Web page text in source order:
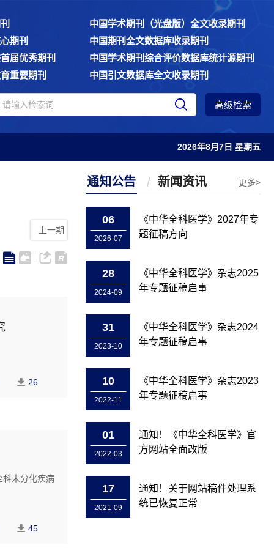
中国学术期刊（光盘版）全文收录期刊
期刊
中国期刊全文数据库收录期刊
届优秀期刊
中国学术期刊综合评价数据库统计源期刊
重要期刊
中国引文数据库全文收录期刊
高级检索
2026年8月7日 星期五
上一期
26
科未分化疾病
45
通知公告 新闻资讯 更多>
06
2026-07
《中华全科医学》2027年专
题征稿方向
28
2024-09
《中华全科医学》杂志2025
年专题征稿启事
31
2023-10
《中华全科医学》杂志2024
年专题征稿启事
10
2022-11
《中华全科医学》杂志2023
年专题征稿启事
01
2022-03
通知！《中华全科医学》官
方网站全面改版
17
2021-09
通知！关于网站稿件处理系
统已恢复正常